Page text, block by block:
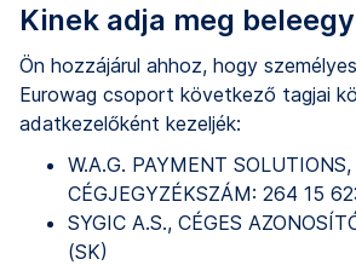
Kinek adja meg
Ön hozzájárul ahhoz, hogy
Eurowag csoport következő tagjai
adatkezelőként kezeljék:
W.A.G. PAYMENT SOLUTIONS,
CÉGJEGYZÉKSZÁM: 264 15
SYGIC A.S., CÉGES
(SK)